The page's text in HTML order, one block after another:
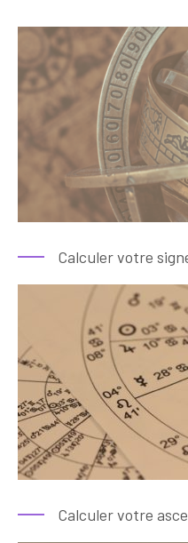
Calculer votre
Calculer votre